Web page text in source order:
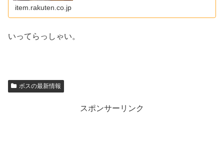
item.rakuten.co.jp
いってらっしゃい。
ボスの最新情報
スポンサーリンク